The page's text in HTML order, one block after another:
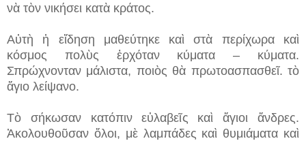
νὰ τὸν νικήσει κατὰ κράτος.
Αὐτὴ ἡ εἴδηση μαθεύτηκε καὶ στὰ περίχωρα καὶ
κόσμος πολὺς ἐρχόταν κύματα – κύματα.
Σπρώχνονταν μάλιστα, ποιὸς θὰ πρωτοασπασθεῖ. τὸ
ἅγιο λείψανο.
Τὸ σήκωσαν κατόπιν εὐλαβεῖς καὶ ἅγιοι ἄνδρες.
Ἀκολουθοῦσαν ὅλοι, μὲ λαμπάδες καὶ θυμιάματα καὶ